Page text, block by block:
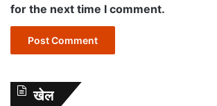
for the next time I comment.
खेल